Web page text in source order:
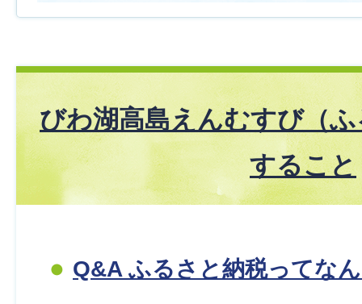
びわ湖高島えんむすび（
すること
Q&A ふるさと納税ってな